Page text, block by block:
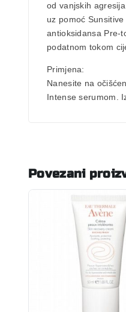
od vanjskih
uz pomoć
antioksidansa Pre-
podatnom tokom
Primjena:
Nanesite na
Intense serumom.
Povezani